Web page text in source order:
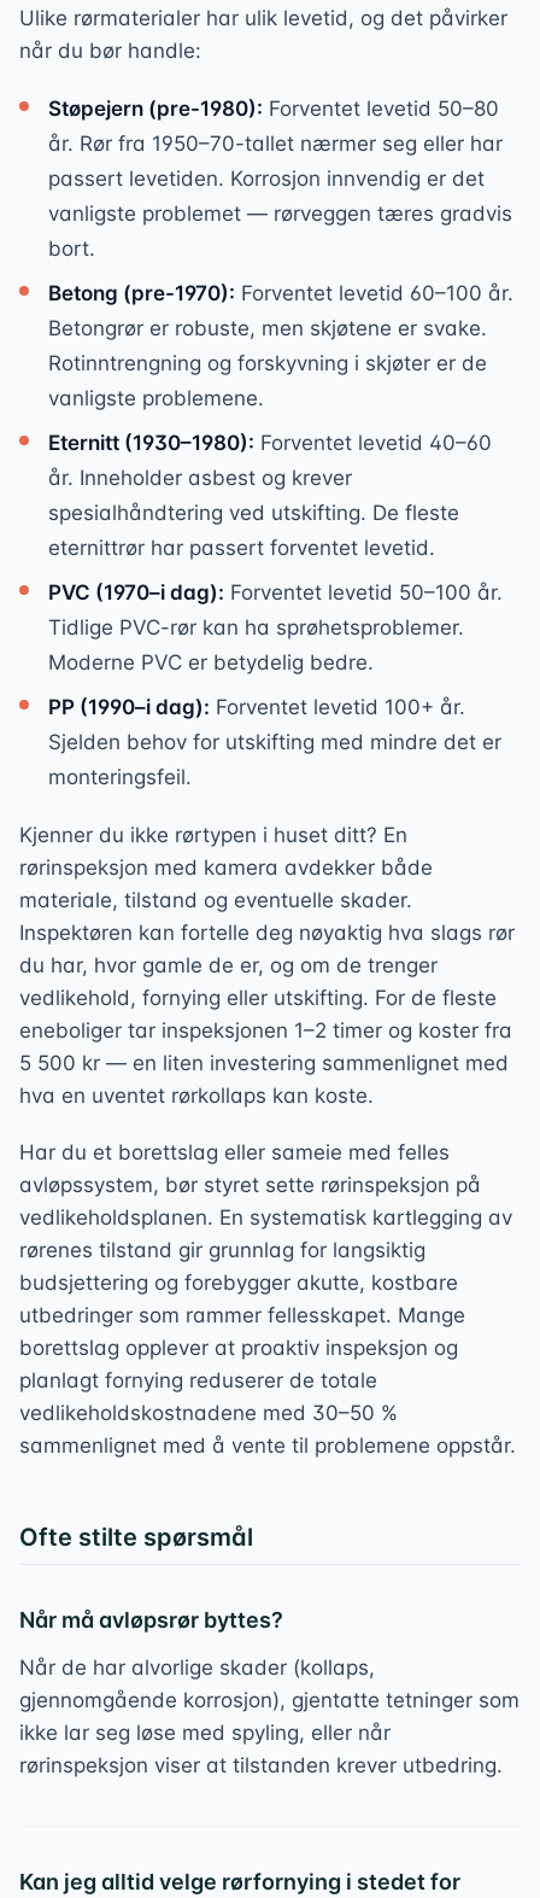
Ulike rørmaterialer har ulik levetid, og det påvirker
når du bør handle:
Støpejern (pre-1980): Forventet levetid 50–80
år. Rør fra 1950–70-tallet nærmer seg eller har
passert levetiden. Korrosjon innvendig er det
vanligste problemet — rørveggen tæres gradvis
bort.
Betong (pre-1970): Forventet levetid 60–100 år.
Betongrør er robuste, men skjøtene er svake.
Rotinntrengning og forskyvning i skjøter er de
vanligste problemene.
Eternitt (1930–1980): Forventet levetid 40–60
år. Inneholder asbest og krever
spesialhåndtering ved utskifting. De fleste
eternittrør har passert forventet levetid.
PVC (1970–i dag): Forventet levetid 50–100 år.
Tidlige PVC-rør kan ha sprøhetsproblemer.
Moderne PVC er betydelig bedre.
PP (1990–i dag): Forventet levetid 100+ år.
Sjelden behov for utskifting med mindre det er
monteringsfeil.
Kjenner du ikke rørtypen i huset ditt? En
rørinspeksjon med kamera avdekker både
materiale, tilstand og eventuelle skader.
Inspektøren kan fortelle deg nøyaktig hva slags rør
du har, hvor gamle de er, og om de trenger
vedlikehold, fornying eller utskifting. For de fleste
eneboliger tar inspeksjonen 1–2 timer og koster fra
5 500 kr — en liten investering sammenlignet med
hva en uventet rørkollaps kan koste.
Har du et borettslag eller sameie med felles
avløpssystem, bør styret sette rørinspeksjon på
vedlikeholdsplanen. En systematisk kartlegging av
rørenes tilstand gir grunnlag for langsiktig
budsjettering og forebygger akutte, kostbare
utbedringer som rammer fellesskapet. Mange
borettslag opplever at proaktiv inspeksjon og
planlagt fornying reduserer de totale
vedlikeholdskostnadene med 30–50 %
sammenlignet med å vente til problemene oppstår.
Ofte stilte spørsmål
Når må avløpsrør byttes?
Når de har alvorlige skader (kollaps,
gjennomgående korrosjon), gjentatte tetninger som
ikke lar seg løse med spyling, eller når
rørinspeksjon viser at tilstanden krever utbedring.
Kan jeg alltid velge rørfornying i stedet for